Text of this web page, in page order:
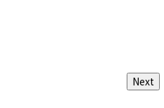
Next